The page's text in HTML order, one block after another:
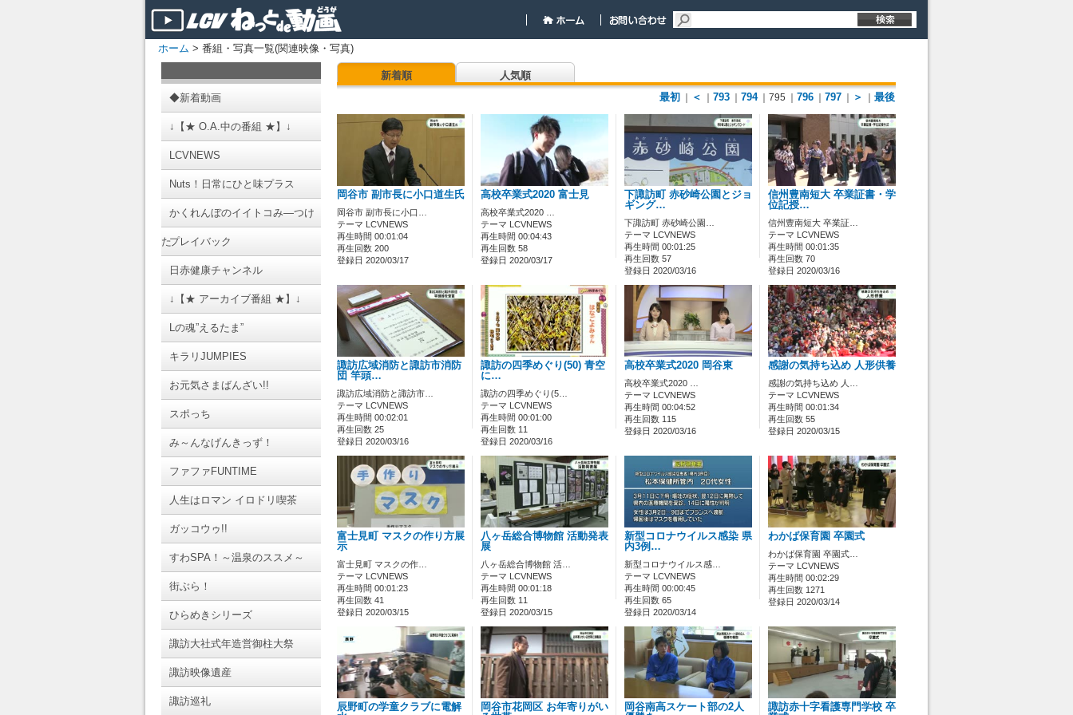
ホーム > 番組・写真一覧(関連映像・写真)
◆新着動画
↓【★ O.A.中の番組 ★】↓
LCVNEWS
Nuts！日常にひと味プラス
かくれんぼのイイトコみ―つけ
たプレイバック
日赤健康チャンネル
↓【★ アーカイブ番組 ★】↓
Lの魂”えるたま”
キラリJUMPIES
お元気さまばんざい!!
スポっち
み～んなげんきっず！
ファファFUNTIME
人生はロマン イロドリ喫茶
ガッコウゥ!!
すわSPA！～温泉のススメ～
街ぶら！
ひらめきシリーズ
諏訪大社式年造営御柱大祭
諏訪映像遺産
諏訪巡礼
新着順
人気順
最初
＜ 793 794 ｜795 796 797 ＞ 最後
岡谷市 副市長に小口道生氏
岡谷市 副市長に小口…
テーマ LCVNEWS
再生時間 00:01:04
再生回数 200
登録日 2020/03/17
高校卒業式2020 富士見
高校卒業式2020 …
テーマ LCVNEWS
再生時間 00:04:43
再生回数 58
登録日 2020/03/17
下諏訪町 赤砂崎公園とジョ
ギング…
下諏訪町 赤砂崎公園…
テーマ LCVNEWS
再生時間 00:01:25
再生回数 57
登録日 2020/03/16
信州豊南短大 卒業証書・学
位記授…
信州豊南短大 卒業証…
テーマ LCVNEWS
再生時間 00:01:35
再生回数 70
登録日 2020/03/16
諏訪広域消防と諏訪市消防
団 竿頭…
諏訪広域消防と諏訪市…
テーマ LCVNEWS
再生時間 00:02:01
再生回数 25
登録日 2020/03/16
諏訪の四季めぐり(50) 青空
に…
諏訪の四季めぐり(5…
テーマ LCVNEWS
再生時間 00:01:00
再生回数 11
登録日 2020/03/16
高校卒業式2020 岡谷東
高校卒業式2020 …
テーマ LCVNEWS
再生時間 00:04:52
再生回数 115
登録日 2020/03/16
感謝の気持ち込め 人形供養
感謝の気持ち込め 人…
テーマ LCVNEWS
再生時間 00:01:34
再生回数 55
登録日 2020/03/15
富士見町 マスクの作り方展
示
富士見町 マスクの作…
テーマ LCVNEWS
再生時間 00:01:23
再生回数 41
登録日 2020/03/15
八ヶ岳総合博物館 活動発表
展
八ヶ岳総合博物館 活…
テーマ LCVNEWS
再生時間 00:01:18
再生回数 11
登録日 2020/03/15
新型コロナウイルス感染 県
内3例…
新型コロナウイルス感…
テーマ LCVNEWS
再生時間 00:00:45
再生回数 65
登録日 2020/03/14
わかば保育園 卒園式
わかば保育園 卒園式…
テーマ LCVNEWS
再生時間 00:02:29
再生回数 1271
登録日 2020/03/14
辰野町の学童クラブに電解
岡谷市花岡区 お年寄りがい
岡谷南高スケート部の2人
諏訪赤十字看護専門学校 卒